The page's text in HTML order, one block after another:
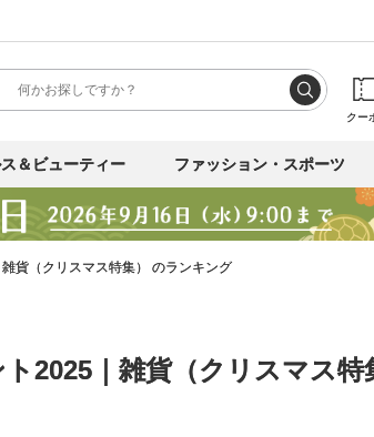
クー
＆ビューティー ファッション・スポーツ
雑貨（クリスマス特集） のランキング
2025｜雑貨（クリスマス特